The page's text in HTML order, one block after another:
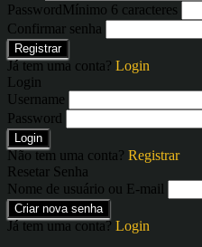
PasswordMínimo 6 caracteres
Confirmar senha
Registrar
Já tem uma conta? Login
Login
Username
Password
Login
Não tem uma conta? Registrar
Resetar Senha
Nome de usuário ou E-mail
Criar nova senha
Já tem uma conta? Login